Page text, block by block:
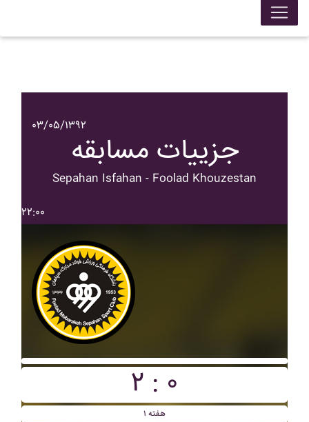
۰۳/۰۵/۱۳۹۲
جزییات مسابقه
Sepahan Isfahan - Foolad Khouzestan
۲۲:۰۰
۲ : ۰
هفته ۱